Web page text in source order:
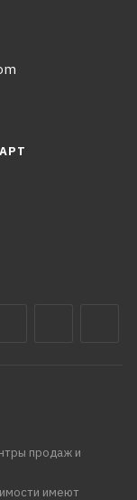
продаж и
имеют